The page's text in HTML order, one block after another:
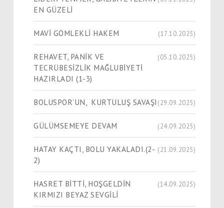
EN GÜZELİ
MAVİ GÖMLEKLİ HAKEM (17.10.2025)
REHAVET, PANİK VE
TECRÜBESİZLİK MAĞLUBİYETİ
HAZIRLADI (1-3)
(05.10.2025)
BOLUSPOR’UN, KURTULUŞ SAVAŞI (29.09.2025)
GÜLÜMSEMEYE DEVAM (24.09.2025)
HATAY KAÇTI, BOLU YAKALADI.(2-
2)
(21.09.2025)
HASRET BİTTİ, HOŞGELDİN
KIRMIZI BEYAZ SEVGİLİ
(14.09.2025)